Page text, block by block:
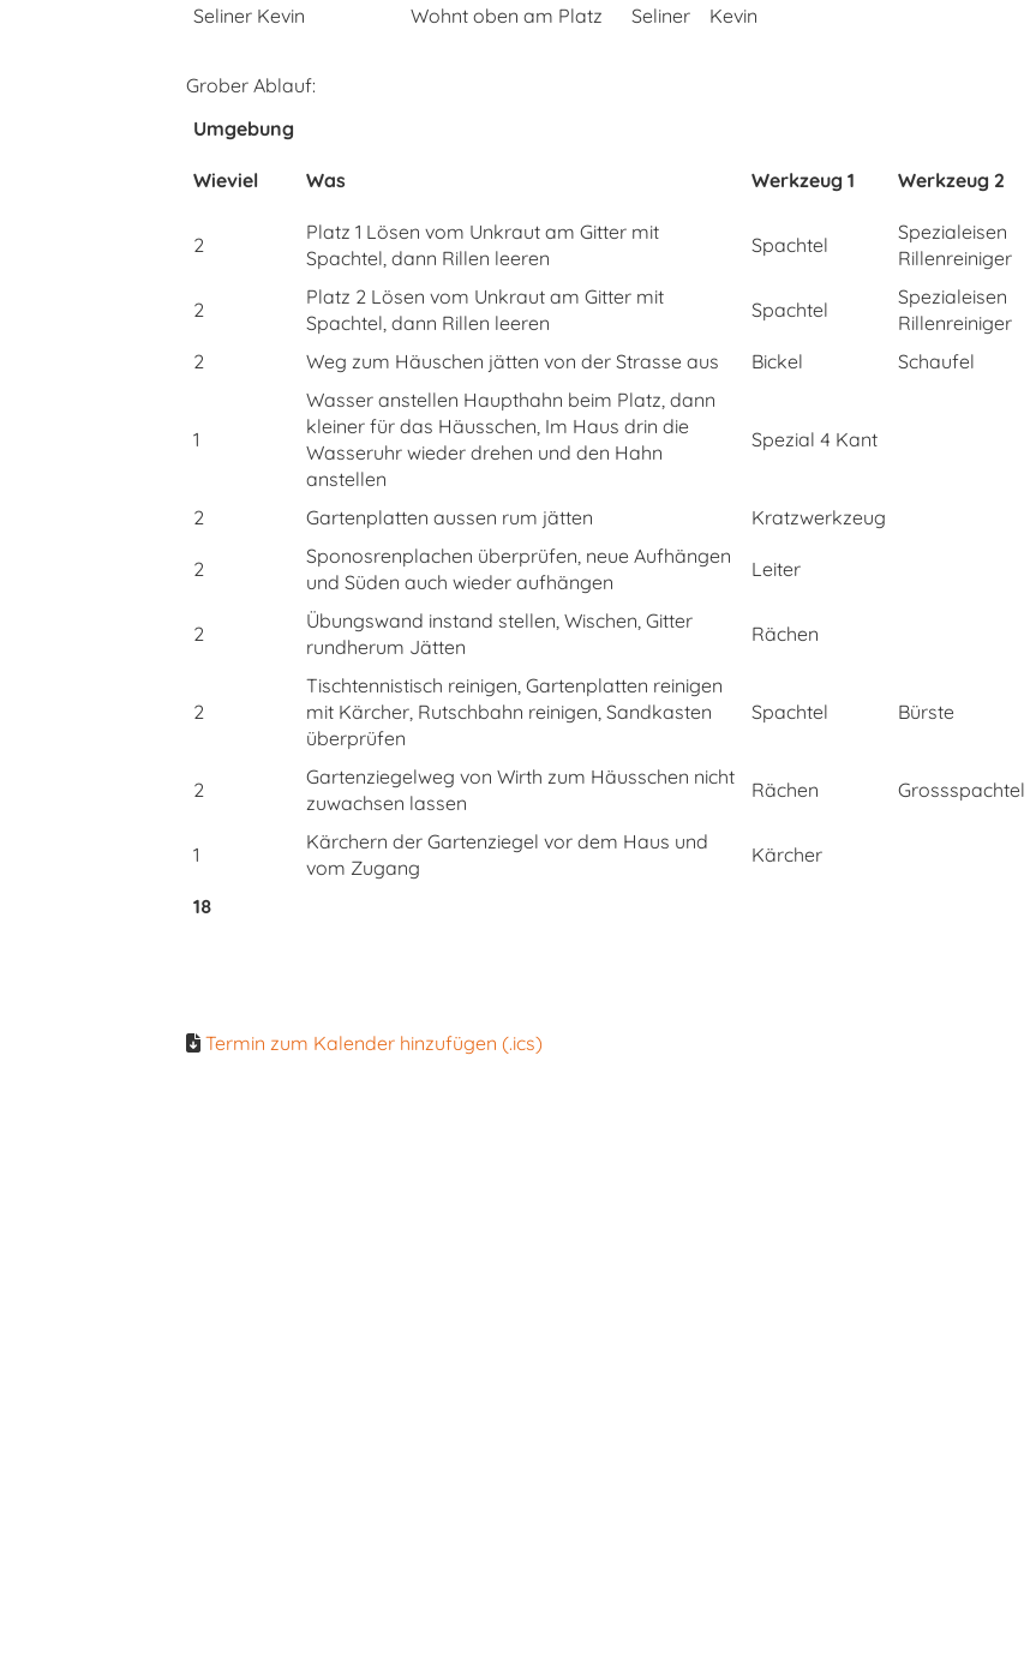
Seliner Kevin
Wohnt oben am Platz Seliner Kevin
Grober Ablauf:
Umgebung
Wieviel Was Werkzeug 1 Werkzeug 2
2
Platz 1 Lösen vom Unkraut am Gitter mit
Spachtel, dann Rillen leeren
Spachtel
Spezialeisen
Rillenreiniger
2
Platz 2 Lösen vom Unkraut am Gitter mit
Spachtel, dann Rillen leeren
Spachtel
Spezialeisen
Rillenreiniger
2
Weg zum Häuschen jätten von der Strasse aus Bickel Schaufel
1
Wasser anstellen Haupthahn beim Platz, dann
kleiner für das Häusschen, Im Haus drin die
Wasseruhr wieder drehen und den Hahn
anstellen
Spezial 4 Kant
2 Gartenplatten aussen rum jätten Kratzwerkzeug
2
Sponosrenplachen überprüfen, neue Aufhängen
und Süden auch wieder aufhängen
Leiter
2
Übungswand instand stellen, Wischen, Gitter
rundherum Jätten
Rächen
2
Tischtennistisch reinigen, Gartenplatten reinigen
mit Kärcher, Rutschbahn reinigen, Sandkasten
überprüfen
Spachtel Bürste
2
Gartenziegelweg von Wirth zum Häusschen nicht
zuwachsen lassen
Rächen Grossspachtel
1
Kärchern der Gartenziegel vor dem Haus und
vom Zugang
Kärcher
18
Termin zum Kalender hinzufügen (.ics)